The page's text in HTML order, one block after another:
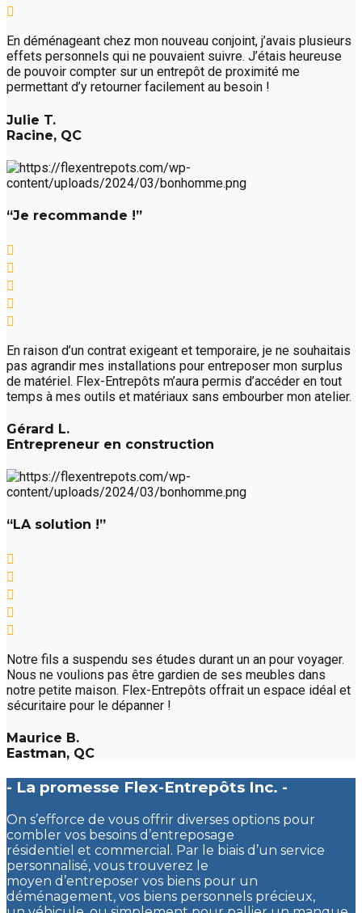
En déménageant chez mon nouveau conjoint, j’avais plusieurs
effets personnels qui ne pouvaient suivre. J’étais heureuse
de pouvoir compter sur un entrepôt de proximité me
permettant d’y retourner facilement au besoin !
Julie T.
Racine, QC
“Je recommande !”
En raison d’un contrat exigeant et temporaire, je ne souhaitais
pas agrandir mes installations pour entreposer mon surplus
de matériel. Flex-Entrepôts m’aura permis d’accéder en tout
temps à mes outils et matériaux sans embourber mon atelier.
Gérard L.
Entrepreneur en construction
“LA solution !”
Notre fils a suspendu ses études durant un an pour voyager.
Nous ne voulions pas être gardien de ses meubles dans
notre petite maison. Flex-Entrepôts offrait un espace idéal et
sécuritaire pour le dépanner !
Maurice B.
Eastman, QC
- La promesse Flex-Entrepôts Inc. -
On s’efforce de vous offrir diverses options pour
combler vos besoins d’entreposage
résidentiel et commercial. Par le biais d’un service
personnalisé, vous trouverez le
moyen d’entreposer vos biens pour un
déménagement, vos biens personnels précieux,